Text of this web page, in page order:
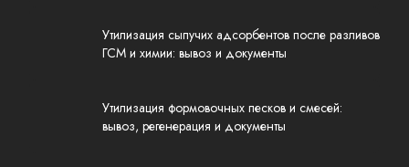
Утилизация сыпучих адсорбентов после разливов
ГСМ и химии: вывоз и документы
Утилизация формовочных песков и смесей:
вывоз, регенерация и документы